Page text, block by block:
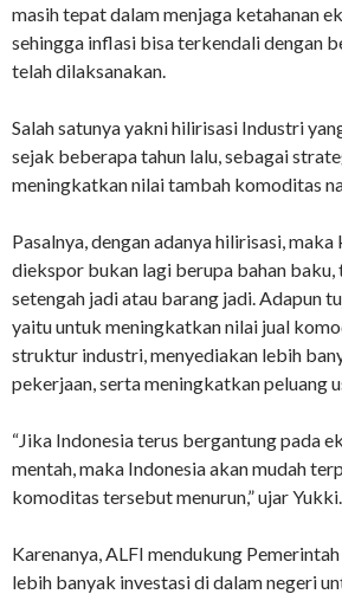
masih tepat dalam menjaga ketahanan
sehingga inflasi bisa terkendali dengan
telah dilaksanakan.
Salah satunya yakni hilirisasi Industri
sejak beberapa tahun lalu, sebagai
meningkatkan nilai tambah komoditas
Pasalnya, dengan adanya hilirisasi,
diekspor bukan lagi berupa bahan
setengah jadi atau barang jadi. Adapun
yaitu untuk meningkatkan nilai jual
struktur industri, menyediakan lebih
pekerjaan, serta meningkatkan peluang
“Jika Indonesia terus bergantung pada
mentah, maka Indonesia akan mudah
komoditas tersebut menurun,” ujar Yukki.
Karenanya, ALFI mendukung
lebih banyak investasi di dalam negeri